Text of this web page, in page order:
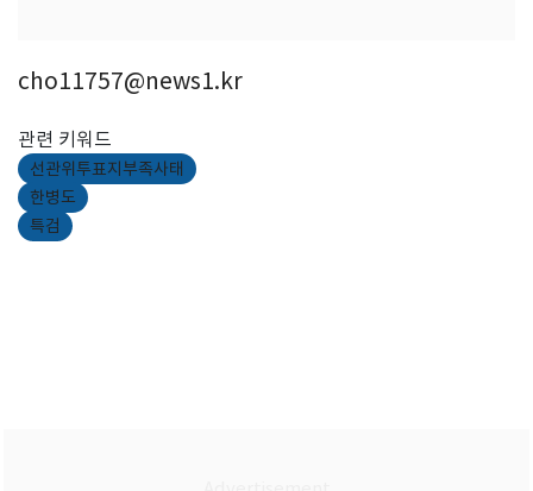
cho11757@news1.kr
관련 키워드
선관위투표지부족사태
한병도
특검